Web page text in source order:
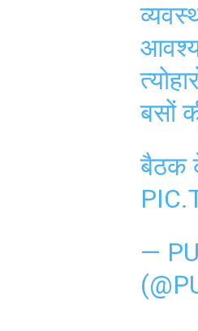
बसों
बैठक
—